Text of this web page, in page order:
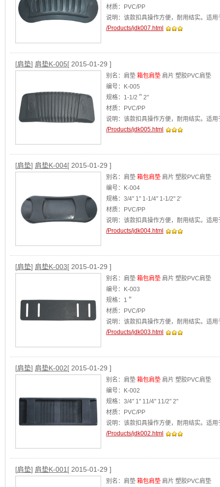
材质：PVC/PP
说明：该款扣具操作方便，耐用结实。适
/Products/jdk007.html
[肩垫] 肩垫K-005[ 2015-01-29 ]
别名：肩垫 箱包肩垫 肩片 塑胶PVC肩垫
编号：K-005
规格：1-1/2＂2"
材质：PVC/PP
说明：该款扣具操作方便，耐用结实。适
/Products/jdk005.html
[肩垫] 肩垫K-004[ 2015-01-29 ]
别名：肩垫 箱包肩垫 肩片 塑胶PVC肩垫
编号：K-004
规格：3/4" 1" 1-1/4" 1-1/2" 2'
材质：PVC/PP
说明：该款扣具操作方便，耐用结实。适
/Products/jdk004.html
[肩垫] 肩垫K-003[ 2015-01-29 ]
别名：肩垫 箱包肩垫 肩片 塑胶PVC肩垫
编号：K-003
规格：1＂
材质：PVC/PP
说明：该款扣具操作方便，耐用结实。适
/Products/jdk003.html
[肩垫] 肩垫K-002[ 2015-01-29 ]
别名：肩垫 箱包肩垫 肩片 塑胶PVC肩垫
编号：K-002
规格：3/4" 1" 11/4" 11/2" 2"
材质：PVC/PP
说明：该款扣具操作方便，耐用结实。适
/Products/jdk002.html
[肩垫] 肩垫K-001 [ 2015-01-29 ]
别名：肩垫 箱包肩垫 肩片 塑胶PVC肩垫